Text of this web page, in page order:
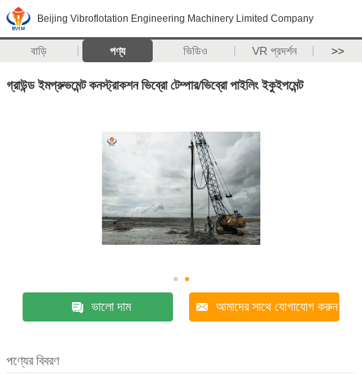
Beijing Vibroflotation Engineering Machinery Limited Company
বাড়ি পণ্য ভিডিও VR প্রদর্শন >>
গ্রাউন্ড ইমপ্রুভমেন্ট কনস্ট্রাকশন ভিব্রো টেম্পার/ভিব্রো পাইলিং ইকুইপমেন্ট
ভালো দাম আমাদের সাথে যোগাযোগ করুন
পণ্যের বিবরণ